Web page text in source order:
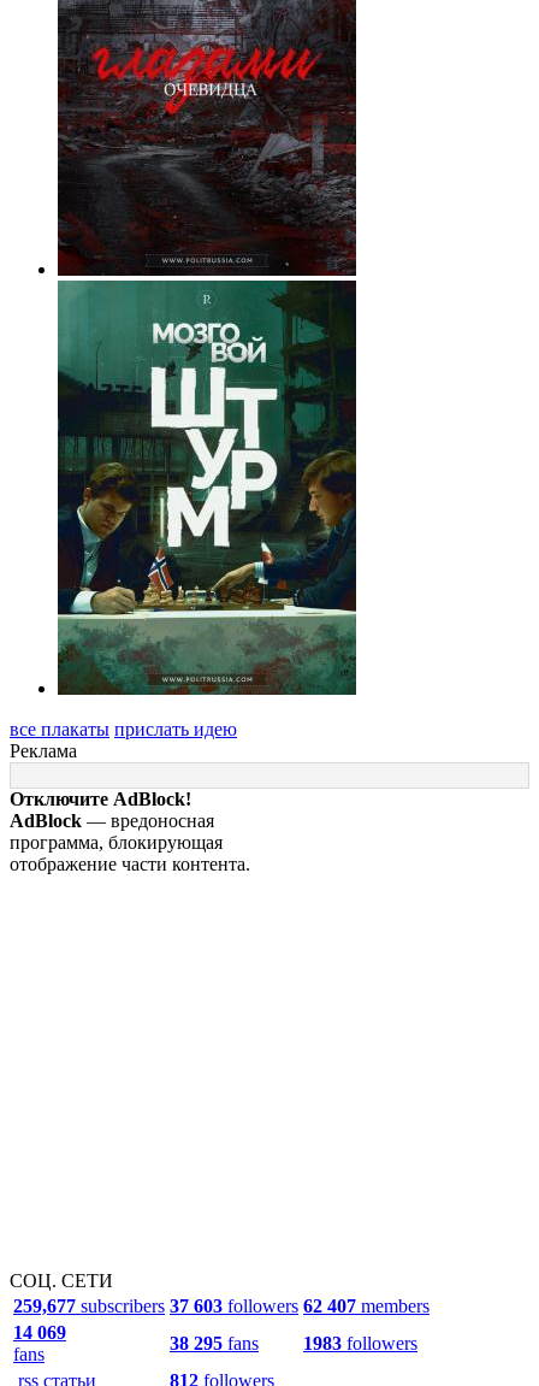
все плакаты прислать идею
Реклама
Отключите AdBlock!
AdBlock — вредоносная
программа, блокирующая
отображение части контента.
СОЦ. СЕТИ
259,677 subscribers 37 603 followers 62 407 members
14 069
fans
38 295 fans 1983 followers
rss статьи
812 followers